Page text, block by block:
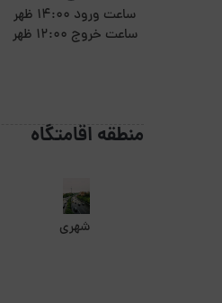
ساعت ورود 14:00 ظهر
ساعت خروج 12:00 ظهر
منطقه اقامتگاه
شهری